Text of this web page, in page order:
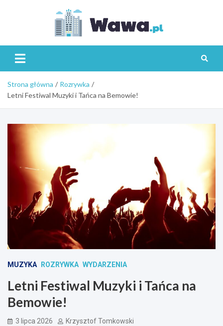
Strona główna
Rozrywka
Letni Festiwal Muzyki i Tańca na Bemowie!
MUZYKA ROZRYWKA WYDARZENIA
Letni Festiwal Muzyki i Tańca na
Bemowie!
3 lipca 2026 Krzysztof Tomkowski